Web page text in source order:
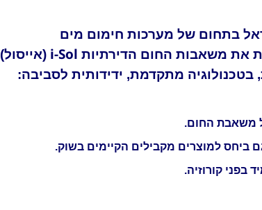
בתחום של מערכות חימום מים
את משאבות החום הדירתיות i-Sol (אייסול)
בטכנולוגיה מתקדמת, ידידותית לסביבה:
משאבת החום.
ביחס למוצרים מקבילים הקיימים בשוק.
בפני קורוזיה.